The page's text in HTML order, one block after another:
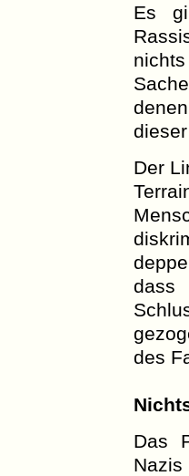
Es
Der
dass
des
Das